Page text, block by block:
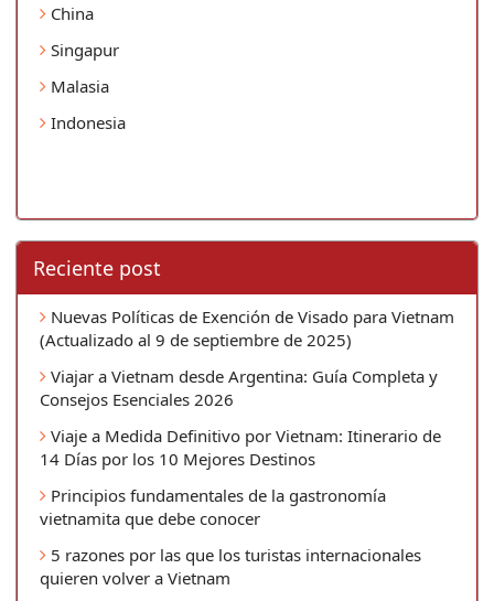
China
Singapur
Malasia
Indonesia
Reciente post
Nuevas Políticas de Exención de Visado para Vietnam
(Actualizado al 9 de septiembre de 2025)
Viajar a Vietnam desde Argentina: Guía Completa y
Consejos Esenciales 2026
Viaje a Medida Definitivo por Vietnam: Itinerario de
14 Días por los 10 Mejores Destinos
Principios fundamentales de la gastronomía
vietnamita que debe conocer
5 razones por las que los turistas internacionales
quieren volver a Vietnam